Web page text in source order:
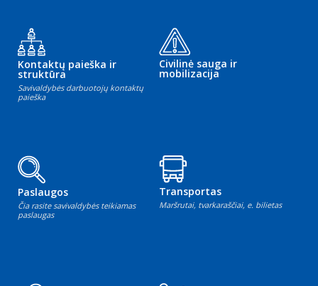
Kontaktų paieška ir
struktūra
Savivaldybės darbuotojų kontaktų
paieška
Civilinė sauga ir
mobilizacija
Paslaugos
Čia rasite savivaldybės teikiamas
paslaugas
Transportas
Maršrutai, tvarkaraščiai, e. bilietas